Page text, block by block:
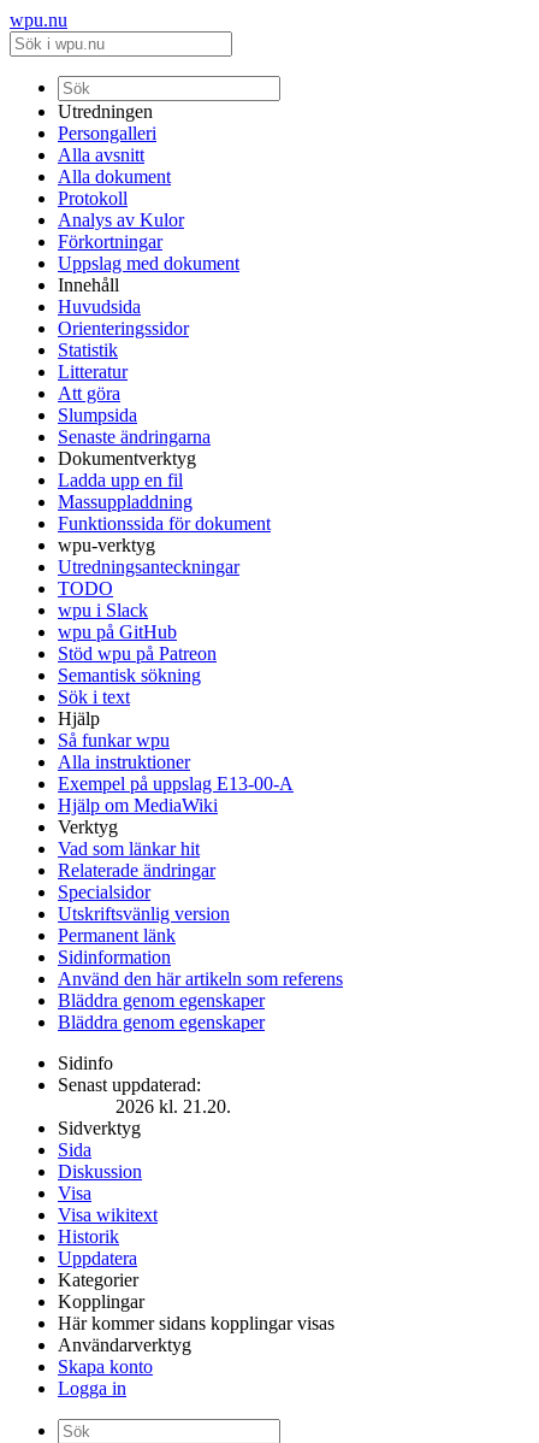
wpu.nu
Utredningen
Persongalleri
Alla avsnitt
Alla dokument
Protokoll
Analys av Kulor
Förkortningar
Uppslag med dokument
Innehåll
Huvudsida
Orienteringssidor
Statistik
Litteratur
Att göra
Slumpsida
Senaste ändringarna
Dokumentverktyg
Ladda upp en fil
Massuppladdning
Funktionssida för dokument
wpu-verktyg
Utredningsanteckningar
TODO
wpu i Slack
wpu på GitHub
Stöd wpu på Patreon
Semantisk sökning
Sök i text
Hjälp
Så funkar wpu
Alla instruktioner
Exempel på uppslag E13-00-A
Hjälp om MediaWiki
Verktyg
Vad som länkar hit
Relaterade ändringar
Specialsidor
Utskriftsvänlig version
Permanent länk
Sidinformation
Använd den här artikeln som referens
Bläddra genom egenskaper
Bläddra genom egenskaper
Sidinfo
Senast uppdaterad:
2026 kl. 21.20.
Sidverktyg
Sida
Diskussion
Visa
Visa wikitext
Historik
Uppdatera
Kategorier
Kopplingar
Här kommer sidans kopplingar visas
Användarverktyg
Skapa konto
Logga in